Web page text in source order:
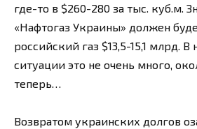
где-то в $260-280 за тыс. куб.м.
«Нафтогаз Украины» должен
российский газ $13,5-15,1 млрд.
ситуации это не очень много,
теперь…
Возвратом украинских долгов